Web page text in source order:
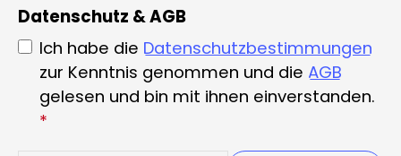
Datenschutz & AGB
Ich habe die Datenschutzbestimmungen
zur Kenntnis genommen und die AGB
gelesen und bin mit ihnen einverstanden.
*